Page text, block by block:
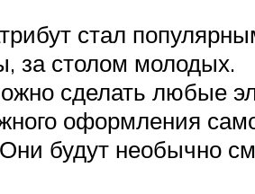
стал
за столом молодых.
сделать любые
оформления
будут необычно